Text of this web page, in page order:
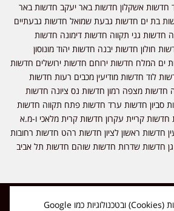
חדשות אשקלון חדשות באר יעקב חדשות באר
בת ים חדשות גבעת שמואל חדשות גבעתיים
חדשות גני תקווה חדשות דימונה חדשות
חולון חדשות יבנה חדשות יהוד מונוסון
ים המלח חדשות ירוחם חדשות ירושלים חדשות
לוד חדשות מודיעין מכבים רעות חדשות
חדשות מצפה רמון חדשות נס ציונה חדשות
סביון חדשות ערד חדשות פתח תקווה חדשות
חדשות קריית עקרון חדשות קרית מלאכי ו-מ.א
חדשות ראשון לציון חדשות רהט חדשות רחובות
חדשות שדרות חדשות שוהם חדשות תל אביב
- חדשות אפס שמונה - דיווחים בזמן
אנחנו משתמשים בעוגיות (Cookies) ובטכנולוגיות כמו Google